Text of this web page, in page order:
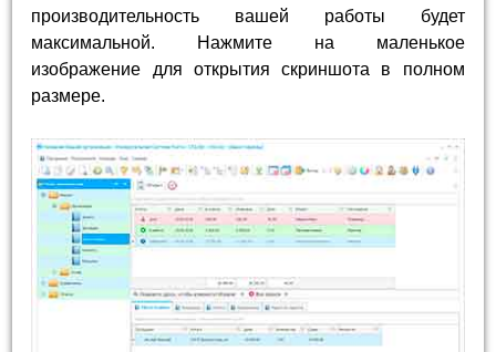
производительность вашей работы будет
максимальной. Нажмите на маленькое
изображение для открытия скриншота в полном
размере.